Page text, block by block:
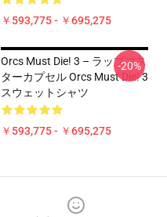
￥593,775 - ￥695,275
Orcs Must Die! 3 – ラップマス
ターカプセル Orcs Must Die! 3
スウェットシャツ
￥593,775 - ￥695,275
-20%